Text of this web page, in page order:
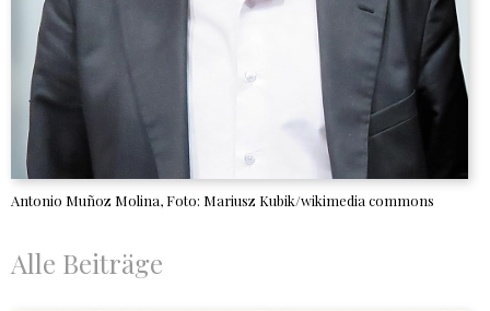
Antonio Muñoz Molina, Foto: Mariusz Kubik/wikimedia commons
Alle Beiträge